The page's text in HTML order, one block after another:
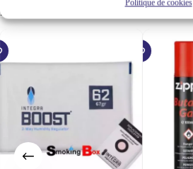
Politique de cookies
Produits similaires